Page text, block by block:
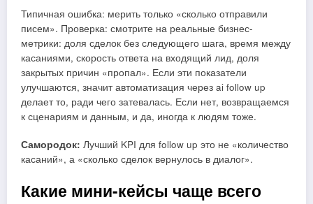
Типичная ошибка: мерить только «сколько отправили
писем». Проверка: смотрите на реальные бизнес-
метрики: доля сделок без следующего шага, время между
касаниями, скорость ответа на входящий лид, доля
закрытых причин «пропал». Если эти показатели
улучшаются, значит автоматизация через ai follow up
делает то, ради чего затевалась. Если нет, возвращаемся
к сценариям и данным, и да, иногда к людям тоже.
Самородок: Лучший KPI для follow up это не «количество
касаний», а «сколько сделок вернулось в диалог».
Какие мини-кейсы чаще всего